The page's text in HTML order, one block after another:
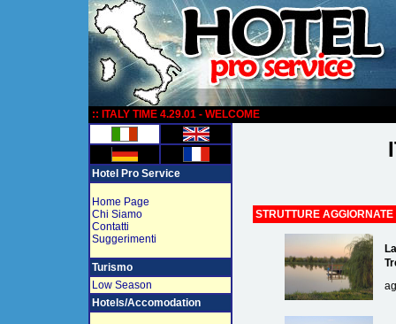
:: ITALY TIME 4.29.01 - WELCOME
Hotel Pro Service
Home Page
Chi Siamo
Contatti
Suggerimenti
Turismo
Low Season
Hotels/Accomodation
STRUTTURE